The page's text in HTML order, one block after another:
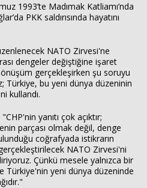
1993’te Madımak Katliamı’nda
PKK saldırısında hayatını
NATO Zirvesi'ne
dengeler değiştiğine işaret
gerçekleşirken şu soruyu
Türkiye, bu yeni dünya düzeninin
kullandı.
yanıtı çok açıktır;
parçası olmak değil, denge
coğrafyada istikrarın
gerçekleştirilecek NATO Zirvesi'ni
Çünkü mesele yalnızca bir
Türkiye'nin yeni dünya düzeninde